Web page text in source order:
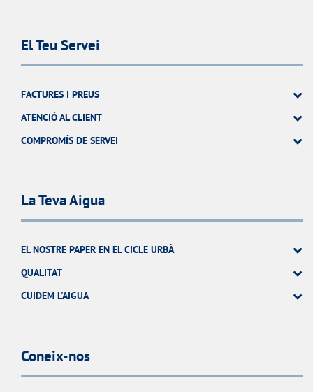
El Teu Servei
FACTURES I PREUS
ATENCIÓ AL CLIENT
COMPROMÍS DE SERVEI
La Teva Aigua
EL NOSTRE PAPER EN EL CICLE URBÀ
QUALITAT
CUIDEM L'AIGUA
Coneix-nos